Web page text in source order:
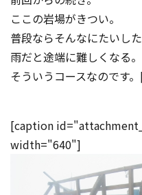
ここの岩場がきつい。
普段ならそんなにたいし
雨だと途端に難しくなる。
そういうコースなのです
[caption
width="640"]